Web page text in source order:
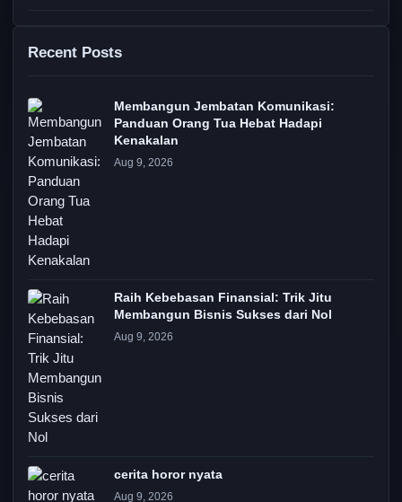
Recent Posts
Membangun Jembatan Komunikasi:
Panduan Orang Tua Hebat Hadapi
Kenakalan
Aug 9, 2026
Raih Kebebasan Finansial: Trik Jitu
Membangun Bisnis Sukses dari Nol
Aug 9, 2026
cerita horor nyata
Aug 9, 2026